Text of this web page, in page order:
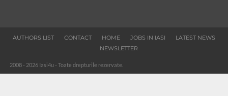
AUTHORS LIST CONTACT HOME JOBS IN IASI
LATEST NEWS
NEWSLETTER
2008 - 2026 Iasi4u - Toate drepturile rezervate.